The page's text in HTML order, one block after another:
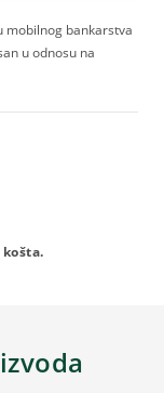
mobilnog bankarstva
u odnosu na